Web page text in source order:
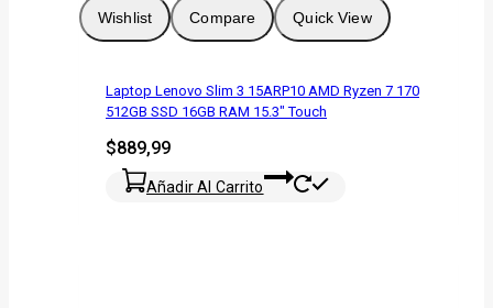
Wishlist Compare Quick View
Laptop Lenovo Slim 3 15ARP10 AMD Ryzen 7 170
512GB SSD 16GB RAM 15.3″ Touch
$889,99
Añadir Al Carrito